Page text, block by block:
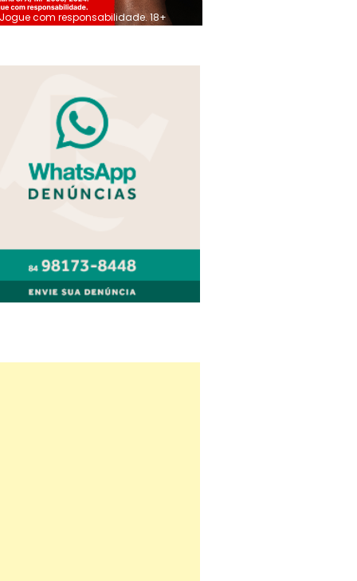
Jogue com responsabilidade. 18+